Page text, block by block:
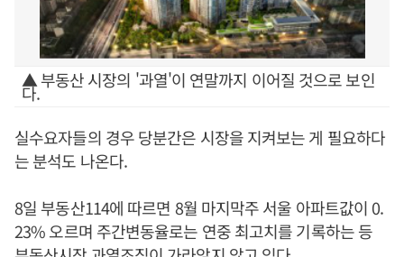
▲ 부동산 시장의 '과열'이 연말까지 이어질 것으로 보인
다.
실수요자들의 경우 당분간은 시장을 지켜보는 게 필요하다
는 분석도 나온다.
8일 부동산114에 따르면 8월 마지막주 서울 아파트값이 0.
23% 오르며 주간변동율로는 연중 최고치를 기록하는 등